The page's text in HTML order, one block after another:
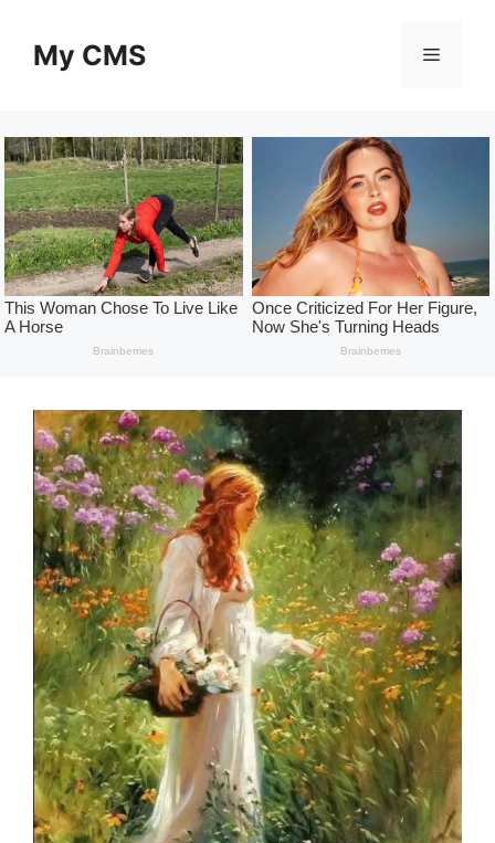
contentMy CMS Menu